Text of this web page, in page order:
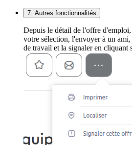
7. Autres fonctionnalités
Depuis le détail de l'offre
votre sélection, l'envoyer à un
de travail et la signaler en cliquant